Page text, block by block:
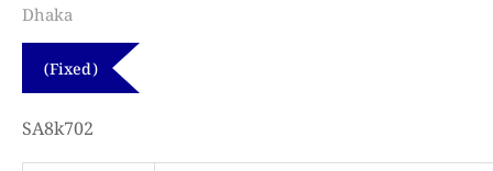
Dhaka
(Fixed)
SA8k702